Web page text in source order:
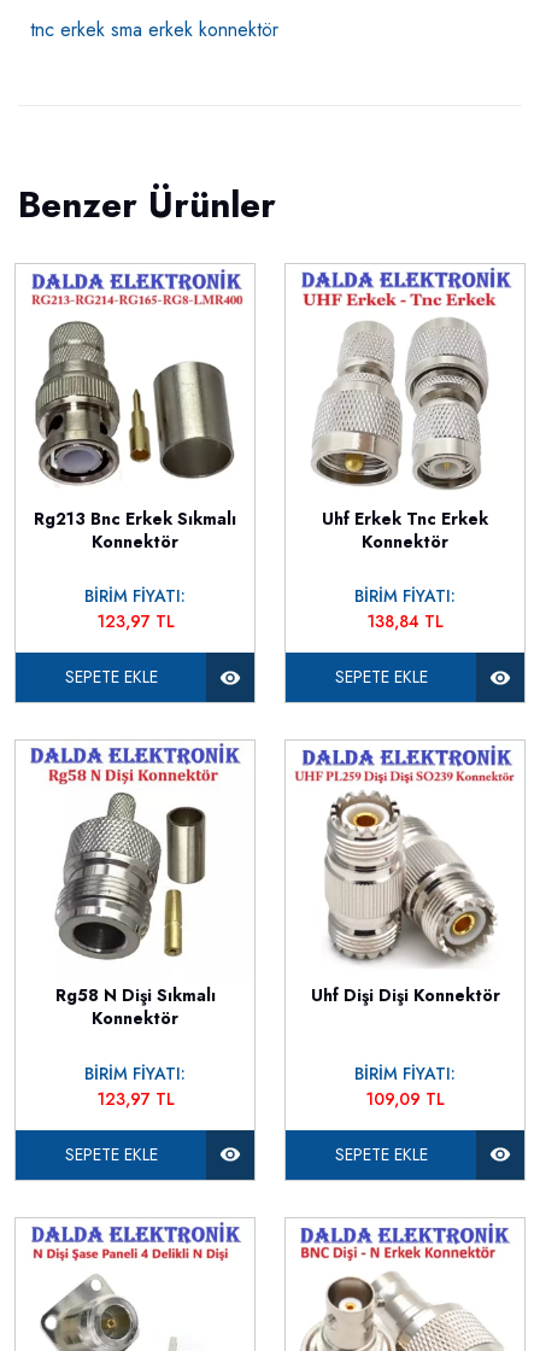
tnc erkek sma erkek konnektör
Benzer Ürünler
Rg213 Bnc Erkek Sıkmalı
Konnektör
BİRİM FİYATI:
123,97 TL
SEPETE EKLE
Uhf Erkek Tnc Erkek
Konnektör
BİRİM FİYATI:
138,84 TL
SEPETE EKLE
Rg58 N Dişi Sıkmalı
Konnektör
BİRİM FİYATI:
123,97 TL
SEPETE EKLE
Uhf Dişi Dişi Konnektör
BİRİM FİYATI:
109,09 TL
SEPETE EKLE